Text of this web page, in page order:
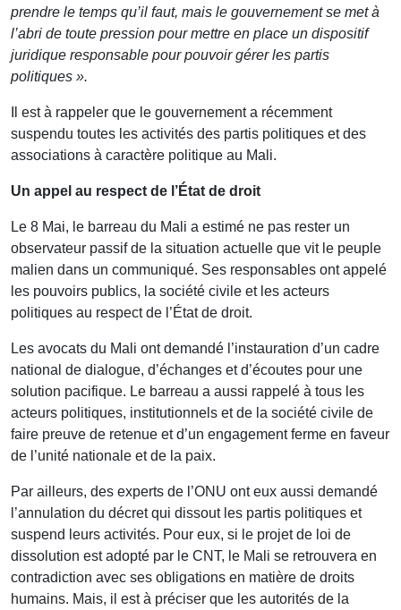
prendre le temps qu’il faut, mais le gouvernement se met à
l’abri de toute pression pour mettre en place un dispositif
juridique responsable pour pouvoir gérer les partis
politiques ».
Il est à rappeler que le gouvernement a récemment
suspendu toutes les activités des partis politiques et des
associations à caractère politique au Mali.
Un appel au respect de l’État de droit
Le 8 Mai, le barreau du Mali a estimé ne pas rester un
observateur passif de la situation actuelle que vit le peuple
malien dans un communiqué. Ses responsables ont appelé
les pouvoirs publics, la société civile et les acteurs
politiques au respect de l’État de droit.
Les avocats du Mali ont demandé l’instauration d’un cadre
national de dialogue, d’échanges et d’écoutes pour une
solution pacifique. Le barreau a aussi rappelé à tous les
acteurs politiques, institutionnels et de la société civile de
faire preuve de retenue et d’un engagement ferme en faveur
de l’unité nationale et de la paix.
Par ailleurs, des experts de l’ONU ont eux aussi demandé
l’annulation du décret qui dissout les partis politiques et
suspend leurs activités. Pour eux, si le projet de loi de
dissolution est adopté par le CNT, le Mali se retrouvera en
contradiction avec ses obligations en matière de droits
humains. Mais, il est à préciser que les autorités de la